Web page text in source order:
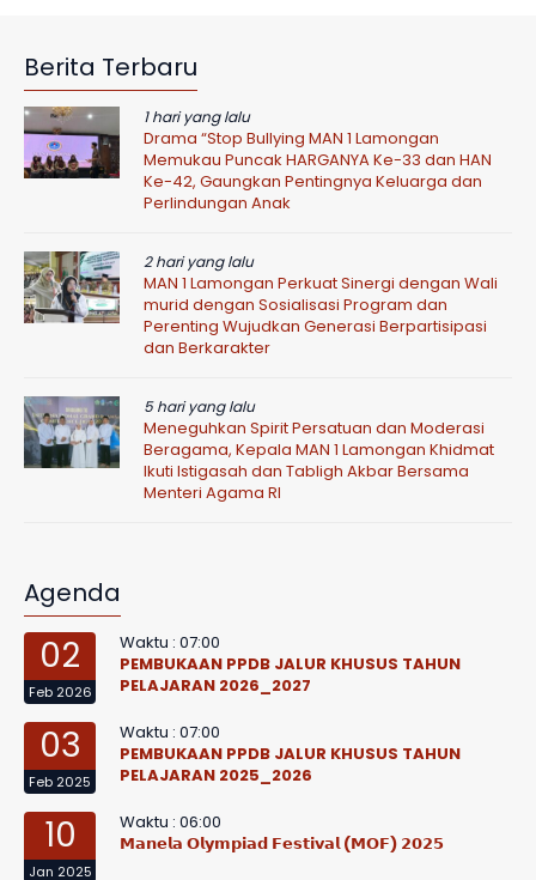
Berita Terbaru
1 hari yang lalu
Drama “Stop Bullying MAN 1 Lamongan
Memukau Puncak HARGANYA Ke-33 dan HAN
Ke-42, Gaungkan Pentingnya Keluarga dan
Perlindungan Anak
2 hari yang lalu
MAN 1 Lamongan Perkuat Sinergi dengan Wali
murid dengan Sosialisasi Program dan
Perenting Wujudkan Generasi Berpartisipasi
dan Berkarakter
5 hari yang lalu
Meneguhkan Spirit Persatuan dan Moderasi
Beragama, Kepala MAN 1 Lamongan Khidmat
Ikuti Istigasah dan Tabligh Akbar Bersama
Menteri Agama RI
Agenda
02
Feb 2026
Waktu : 07:00
PEMBUKAAN PPDB JALUR KHUSUS TAHUN
PELAJARAN 2026_2027
03
Feb 2025
Waktu : 07:00
PEMBUKAAN PPDB JALUR KHUSUS TAHUN
PELAJARAN 2025_2026
10
Jan 2025
Waktu : 06:00
𝗠𝗮𝗻𝗲𝗹𝗮 𝗢𝗹𝘆𝗺𝗽𝗶𝗮𝗱 𝗙𝗲𝘀𝘁𝗶𝘃𝗮𝗹 (𝗠𝗢𝗙) 𝟮𝟬𝟮𝟱